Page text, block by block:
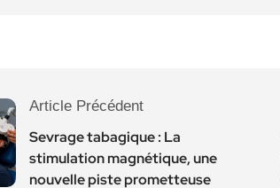
Article Précédent
Sevrage tabagique : La
stimulation magnétique, une
nouvelle piste prometteuse